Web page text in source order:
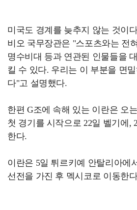
미국도 경계를 늦추지 않는 것이
비오 국무장관은 "스포츠와는 전
명수비대 등과 연관된 인물들을
킬 수 있다. 우리는 이 부분을 면
다"고 설명했다.
한편 G조에 속해 있는 이란은 오
첫 경기를 시작으로 22일 벨기에,
한다.
이란은 5일 튀르키예 안탈리아에
선전을 가진 후 멕시코로 이동한